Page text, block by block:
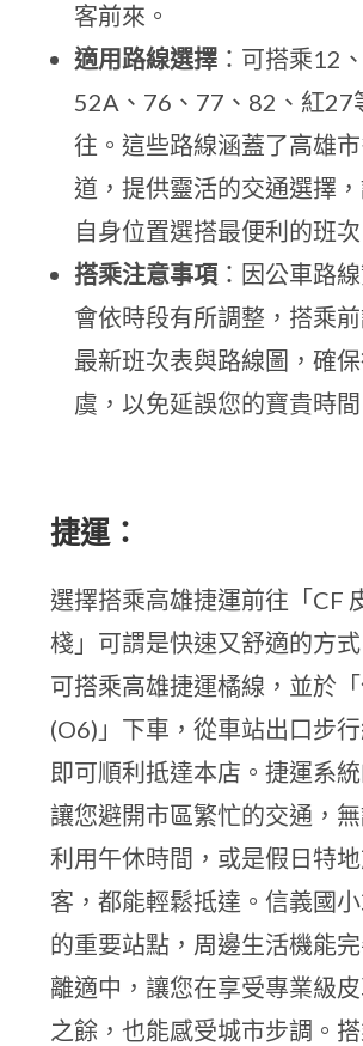
客前來。
適用路線選擇 ：可搭乘12
52A、76、77、82、紅27
往。這些路線涵蓋了高雄
道，提供靈活的交通選擇
自身位置選搭最便利的班次
搭乘注意事項 ：因公車路
會依時段有所調整，搭乘
最新班次表與路線圖，確
虞，以免延誤您的寶貴時間
捷運：
選擇搭乘高雄捷運前往「CF
棧」可謂是快速又舒適的方
可搭乘高雄捷運橘線，並於
(O6)」下車，從車站出口步
即可順利抵達本店。捷運系統
讓您避開市區繁忙的交通，
利用午休時間，或是假日特
客，都能輕鬆抵達。信義國
的重要站點，周邊生活機能
離適中，讓您在享受專業級
之餘，也能感受城市步調。搭